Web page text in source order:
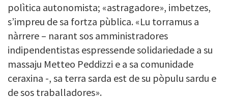
polìtica autonomista; «astragadore», imbetzes,
s’impreu de sa fortza pùblica. «Lu torramus a
nàrrere – narant sos amministradores
indipendentistas espressende solidariedade a su
massaju Metteo Peddizzi e a sa comunidade
ceraxina -, sa terra sarda est de su pòpulu sardu e
de sos traballadores».